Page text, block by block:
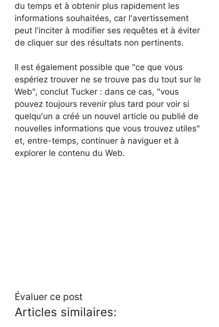
du temps et à obtenir plus rapidement les
informations souhaitées, car l'avertissement
peut l'inciter à modifier ses requêtes et à éviter
de cliquer sur des résultats non pertinents.
Il est également possible que "ce que vous
espériez trouver ne se trouve pas du tout sur le
Web", conclut Tucker : dans ce cas, "vous
pouvez toujours revenir plus tard pour voir si
quelqu'un a créé un nouvel article ou publié de
nouvelles informations que vous trouvez utiles"
et, entre-temps, continuer à naviguer et à
explorer le contenu du Web.
Évaluer ce post
Articles similaires: